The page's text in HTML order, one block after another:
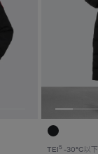
TEI5 -30°C以下